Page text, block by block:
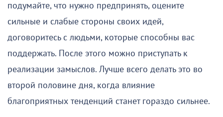
подумайте, что нужно предпринять, оцените
сильные и слабые стороны своих идей,
договоритесь с людьми, которые способны вас
поддержать. После этого можно приступать к
реализации замыслов. Лучше всего делать это во
второй половине дня, когда влияние
благоприятных тенденций станет гораздо сильнее.